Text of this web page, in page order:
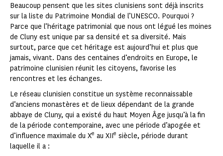
Beaucoup pensent que les sites clunisiens sont déjà inscrits
sur la liste du Patrimoine Mondial de l’UNESCO. Pourquoi ?
Parce que l’héritage patrimonial que nous ont légué les moines
de Cluny est unique par sa densité et sa diversité. Mais
surtout, parce que cet héritage est aujourd’hui et plus que
jamais, vivant. Dans des centaines d’endroits en Europe, le
patrimoine clunisien réunit les citoyens, favorise les
rencontres et les échanges.
Le réseau clunisien constitue un système reconnaissable
d’anciens monastères et de lieux dépendant de la grande
abbaye de Cluny, qui a existé du haut Moyen Âge jusqu’à la fin
de la période contemporaine, avec une période d’apogée et
d’influence maximale du Xe au XIIe siècle, période durant
laquelle il a :